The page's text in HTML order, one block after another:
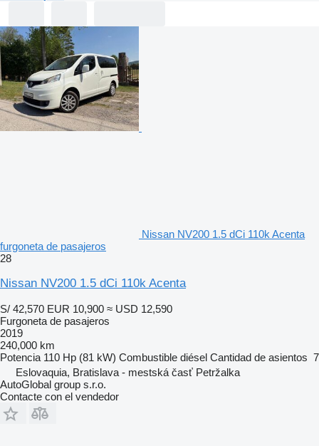
Nissan NV200 1.5 dCi 110k Acenta
furgoneta de pasajeros
28
Nissan NV200 1.5 dCi 110k Acenta
S/ 42,570 EUR 10,900 ≈ USD 12,590
Furgoneta de pasajeros
2019
240,000 km
Potencia 110 Hp (81 kW) Combustible diésel Cantidad de asientos 7
Eslovaquia, Bratislava - mestská časť Petržalka
AutoGlobal group s.r.o.
Contacte con el vendedor